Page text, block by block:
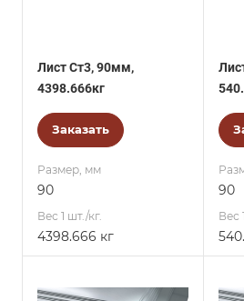
Лист Ст3, 90мм,
4398.666кг
Заказать
Размер, мм
90
Вес 1 шт./кг.
4398.666 кг
90
Вес